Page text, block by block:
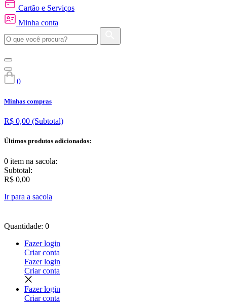
Cartão e Serviços
Minha conta
0
Minhas compras
R$ 0,00 (Subtotal)
Últimos produtos adicionados:
0 item na sacola:
Subtotal:
R$ 0,00
Ir para a sacola
Quantidade: 0
Fazer login
Criar conta
Fazer login
Criar conta
Fazer login
Criar conta